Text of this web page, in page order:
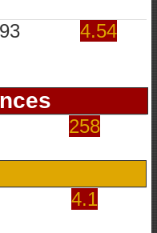
4.54
258
4.1